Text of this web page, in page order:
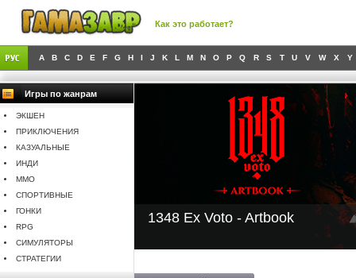
Как это работает?
A B C D E F G H I J K L M N O P Q R S T U V W X Y
Игры по жанрам
ЭКШЕН
ПРИКЛЮЧЕНИЯ
КАЗУАЛЬНЫЕ
ИНДИ
MMO
СПОРТИВНЫЕ
ГОНКИ
RPG
СИМУЛЯТОРЫ
СТРАТЕГИИ
1348 Ex Voto - Artbook